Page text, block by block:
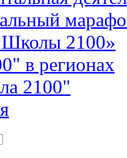
2100»
в регионах
2100"